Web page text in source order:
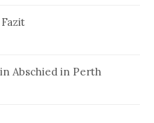
Abschied in Perth